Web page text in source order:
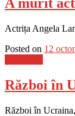
Actrița Angela
Posted on 12
Război în
Război în